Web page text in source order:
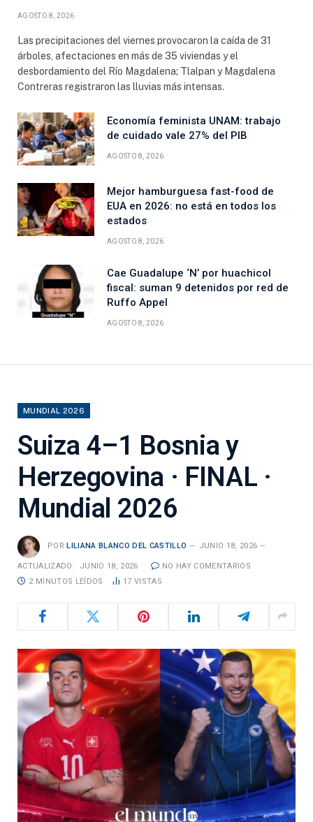
AGOSTO 8, 2026
Las precipitaciones del viernes provocaron la caída de 31
árboles, afectaciones en más de 35 viviendas y el
desbordamiento del Río Magdalena; Tlalpan y Magdalena
Contreras registraron las lluvias más intensas.
Economía feminista UNAM: trabajo
de cuidado vale 27% del PIB
AGOSTO 8, 2026
Mejor hamburguesa fast-food de
EUA en 2026: no está en todos los
estados
AGOSTO 8, 2026
Cae Guadalupe ‘N’ por huachicol
fiscal: suman 9 detenidos por red de
Ruffo Appel
AGOSTO 8, 2026
MUNDIAL 2026
Suiza 4–1 Bosnia y
Herzegovina · FINAL ·
Mundial 2026
POR LILIANA BLANCO DEL CASTILLO JUNIO 18, 2026
ACTUALIZADO: JUNIO 18, 2026
NO HAY COMENTARIOS
2 MINUTOS LEÍDOS
17 VISTAS